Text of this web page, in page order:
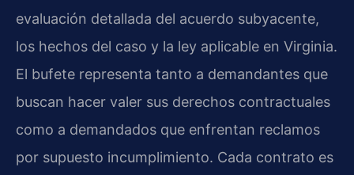
evaluación detallada del acuerdo subyacente,
los hechos del caso y la ley aplicable en Virginia.
El bufete representa tanto a demandantes que
buscan hacer valer sus derechos contractuales
como a demandados que enfrentan reclamos
por supuesto incumplimiento. Cada contrato es